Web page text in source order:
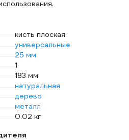
кисть плоская
универсальные
25 мм
1
183 мм
натуральная
дерево
металл
0.02 кг